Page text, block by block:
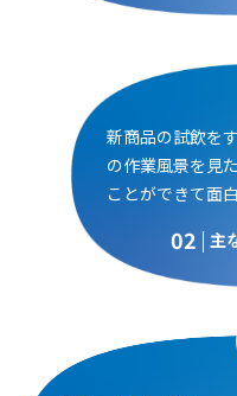
新商品の試飲を
の作業風景を見
ことができて面
02 主